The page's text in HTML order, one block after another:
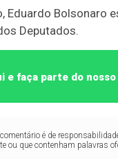
Eduardo Bolsonaro
Deputados.
e faça parte do
é de
ou que contenham palavras